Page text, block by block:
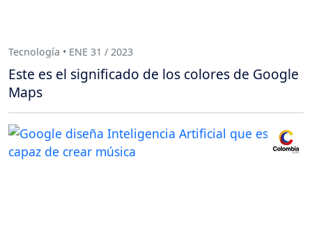
Tecnología • ENE 31 / 2023
Este es el significado de los colores de Google
Maps